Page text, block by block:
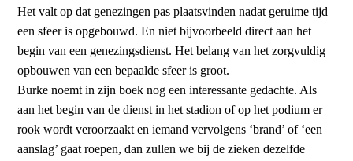
Het valt op dat genezingen pas plaatsvinden nadat geruime tijd
een sfeer is opgebouwd. En niet bijvoorbeeld direct aan het
begin van een genezingsdienst. Het belang van het zorgvuldig
opbouwen van een bepaalde sfeer is groot.
Burke noemt in zijn boek nog een interessante gedachte. Als
aan het begin van de dienst in het stadion of op het podium er
rook wordt veroorzaakt en iemand vervolgens ‘brand’ of ‘een
aanslag’ gaat roepen, dan zullen we bij de zieken dezelfde